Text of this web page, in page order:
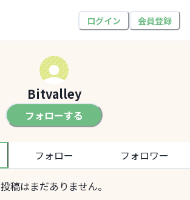
ログイン 会員登録
Bitvalley
フォローする
フォロー フォロワー
投稿はまだありません。